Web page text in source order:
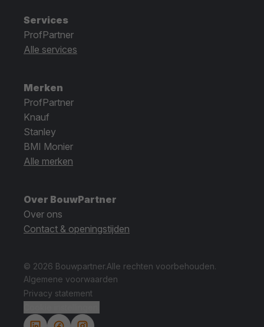
Services
ProfPartner
Alle services
Merken
ProfPartner
Knauf
Stanley
BMI Monier
Alle merken
Over BouwPartner
Over ons
Contact & openingstijden
© 2026 Bouwpartner.Alle rechten voorbehouden.
Algemene voorwaarden
Privacy statement